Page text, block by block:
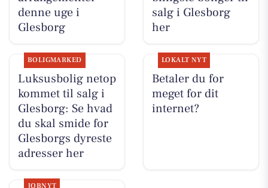
denne uge i
Glesborg
salg i Glesborg
her
BOLIGMARKED
Luksusbolig netop
kommet til salg i
Glesborg: Se hvad
du skal smide for
Glesborgs dyreste
adresser her
LOKALT NYT
Betaler du for
meget for dit
internet?
JOBNYT